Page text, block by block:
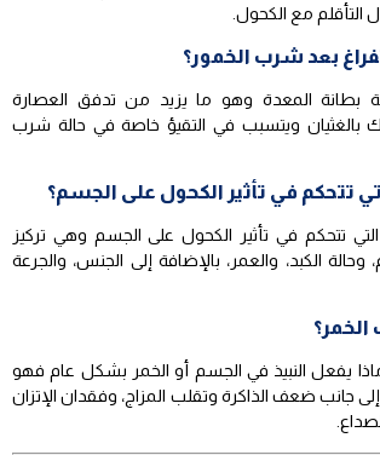
التأقلم مع الكحول.
بعد شرب الخمور؟
بطانة المعدة وهو ما يزيد من تدفق العصارة
بالغثيان ويتسبب في التقيؤ خاصة في حالة شرب
تتحكم في تأثير الكحول على الجسم؟
تتحكم في تأثير الكحول على الجسم وهي تركيز
الكبد، والعمر، بالإضافة إلى الجنس، والجرعة
يفعل النبيذ في الجسم أو الخمر بشكل عام فهو
جانب ضعف الذاكرة وتقلب المزاج، وفقدان الإتزان